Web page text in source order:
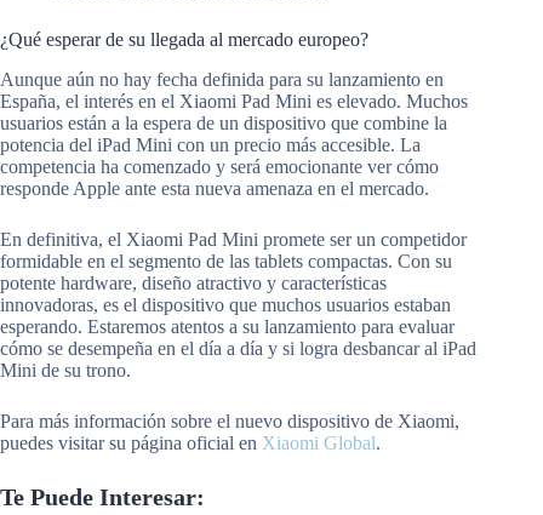
¿Qué esperar de su llegada al mercado europeo?
Aunque aún no hay fecha definida para su lanzamiento en
España, el interés en el Xiaomi Pad Mini es elevado. Muchos
usuarios están a la espera de un dispositivo que combine la
potencia del iPad Mini con un precio más accesible. La
competencia ha comenzado y será emocionante ver cómo
responde Apple ante esta nueva amenaza en el mercado.
En definitiva, el Xiaomi Pad Mini promete ser un competidor
formidable en el segmento de las tablets compactas. Con su
potente hardware, diseño atractivo y características
innovadoras, es el dispositivo que muchos usuarios estaban
esperando. Estaremos atentos a su lanzamiento para evaluar
cómo se desempeña en el día a día y si logra desbancar al iPad
Mini de su trono.
Para más información sobre el nuevo dispositivo de Xiaomi,
puedes visitar su página oficial en Xiaomi Global.
Te Puede Interesar: